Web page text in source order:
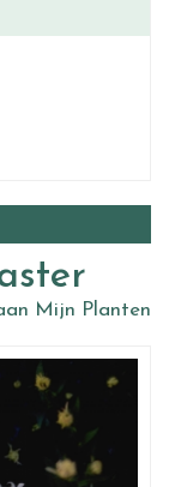
Mijn Planten